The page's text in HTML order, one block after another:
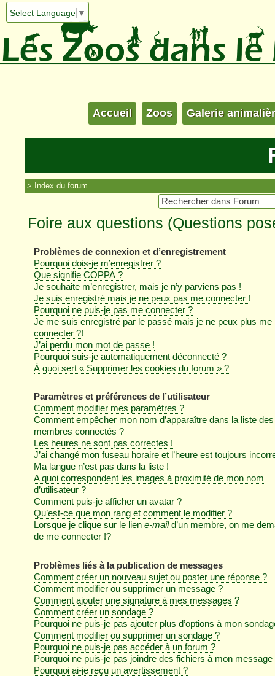
Select Language ▼
Accueil Zoos Galerie
Index du forum
Foire aux questions (Questions
Problèmes de connexion et d’enregistrement
Pourquoi dois-je m’enregistrer ?
Que signifie COPPA ?
Je souhaite m’enregistrer, mais je n’y parviens pas !
Je suis enregistré mais je ne peux pas me connecter !
Pourquoi ne puis-je pas me connecter ?
Je me suis enregistré par le passé mais je ne peux plus me
connecter ?!
J’ai perdu mon mot de passe !
Pourquoi suis-je automatiquement déconnecté ?
À quoi sert « Supprimer les cookies du forum » ?
Paramètres et préférences de l’utilisateur
Comment modifier mes paramètres ?
Comment empêcher mon nom d’apparaître dans la liste des
membres connectés ?
Les heures ne sont pas correctes !
J’ai changé mon fuseau horaire et l’heure est toujours
Ma langue n’est pas dans la liste !
A quoi correspondent les images à proximité de mon nom
d’utilisateur ?
Comment puis-je afficher un avatar ?
Qu’est-ce que mon rang et comment le modifier ?
Lorsque je clique sur le lien e-maild’un membre, on me
de me connecter !?
Problèmes liés à la publication de messages
Comment créer un nouveau sujet ou poster une réponse ?
Comment modifier ou supprimer un message ?
Comment ajouter une signature à mes messages ?
Comment créer un sondage ?
Pourquoi ne puis-je pas ajouter plus d’options à mon
Comment modifier ou supprimer un sondage ?
Pourquoi ne puis-je pas accéder à un forum ?
Pourquoi ne puis-je pas joindre des fichiers à mon message
Pourquoi ai-je reçu un avertissement ?